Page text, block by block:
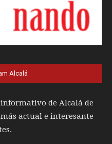
Alcalá
de Alcalá de
actual e interesante